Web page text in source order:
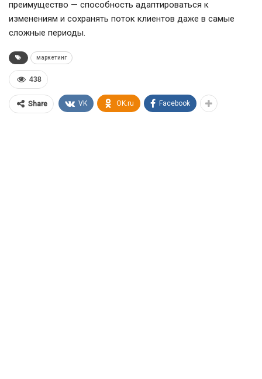
преимущество — способность адаптироваться к
изменениям и сохранять поток клиентов даже в самые
сложные периоды.
маркетинг
438
Share VK OK.ru Facebook